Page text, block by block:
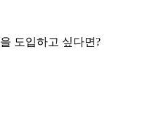
을 도입하고 싶다면?